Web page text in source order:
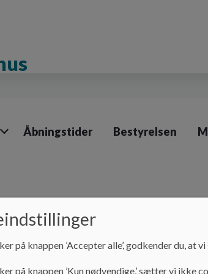
Åbningstider Bestyrelsen
på knappen ’Accepter alle’, godkender du,
på knappen ’Kun nødvendige,’ sætter vi ikke